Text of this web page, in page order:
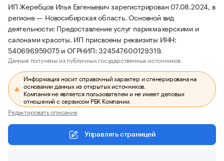
ИП Жеребцов Илья Евгеньевич зарегистрирован 07.08.2024, в
регионе — Новосибирская область. Основной вид
деятельности: Предоставление услуг парикмахерскими и
салонами красоты. ИП присвоены реквизиты ИНН:
540696959075 и ОГРНИП: 324547600129319.
Данные получены из публичных государственных источников.
Информация носит справочный характер и сгенерирована на
основании данных из открытых источников.
Компания не является пользователем и не имеет деловых
отношений с сервисом РБК Компании.
Редактировать описание
Управлять страницей